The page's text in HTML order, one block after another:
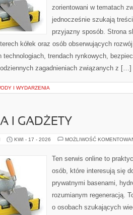
zorientowani w tematach
jednocześnie szukają
przyjazny sposób. Strona
kółek oraz osób obserwujących
technologiach, trendach rynkowych,
zagadnieniach związanych z […]
I WYDARZENIA
I GADŻETY
KWI - 17 - 2026 MOŻLIWOŚĆ
Ten serwis online to
osób, które interesują się
prywatnymi basenami,
rozumianym regeneracją.
o osobach szukających